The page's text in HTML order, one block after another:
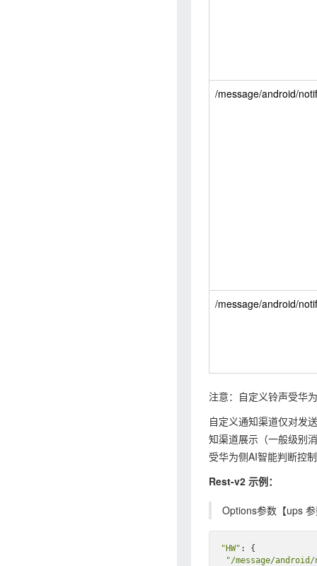
/message/android/
/message/android/
注意：自定义铃声受华
自定义通知渠道仅对发
知渠道展示（一般级别
受华为侧AI智能判断控
Rest-v2 示例：
Options参数【ups
"HW" : {
"/message/